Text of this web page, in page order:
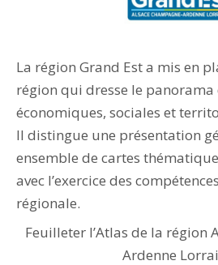
La région Grand Est a mis en
région qui dresse le panorama
économiques, sociales et
Il distingue une présentation
ensemble de cartes
avec l’exercice des
régionale.
Feuilleter l’Atlas de la région
Ardenne